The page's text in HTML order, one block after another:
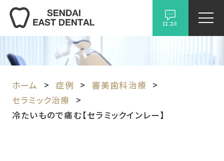
口コミ
ホーム 症例
審美歯科治療
セラミック治療
冷たいもので痛む【セラミックインレー】